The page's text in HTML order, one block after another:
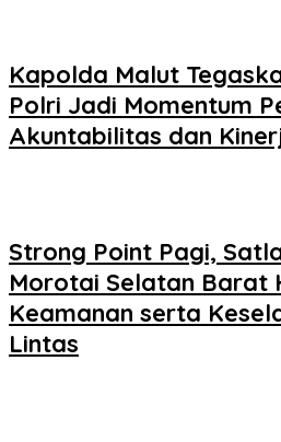
Kapolda Malut
Polri Jadi Momentum
Akuntabilitas dan
Strong Point Pagi,
Morotai Selatan Barat
Keamanan serta
Lintas